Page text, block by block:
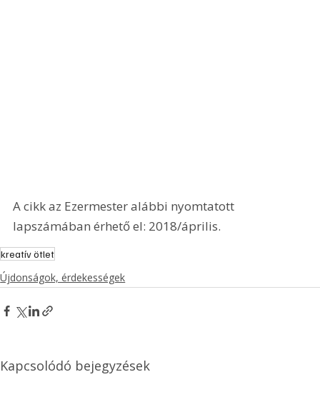
A cikk az Ezermester alábbi nyomtatott
lapszámában érhető el: 2018/április.
kreatív ötlet
Újdonságok, érdekességek
Kapcsolódó bejegyzések